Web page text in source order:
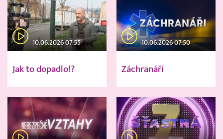
10.06.2026 07:55
Jak to dopadlo!?
10.06.2026 07:50
Záchranáři